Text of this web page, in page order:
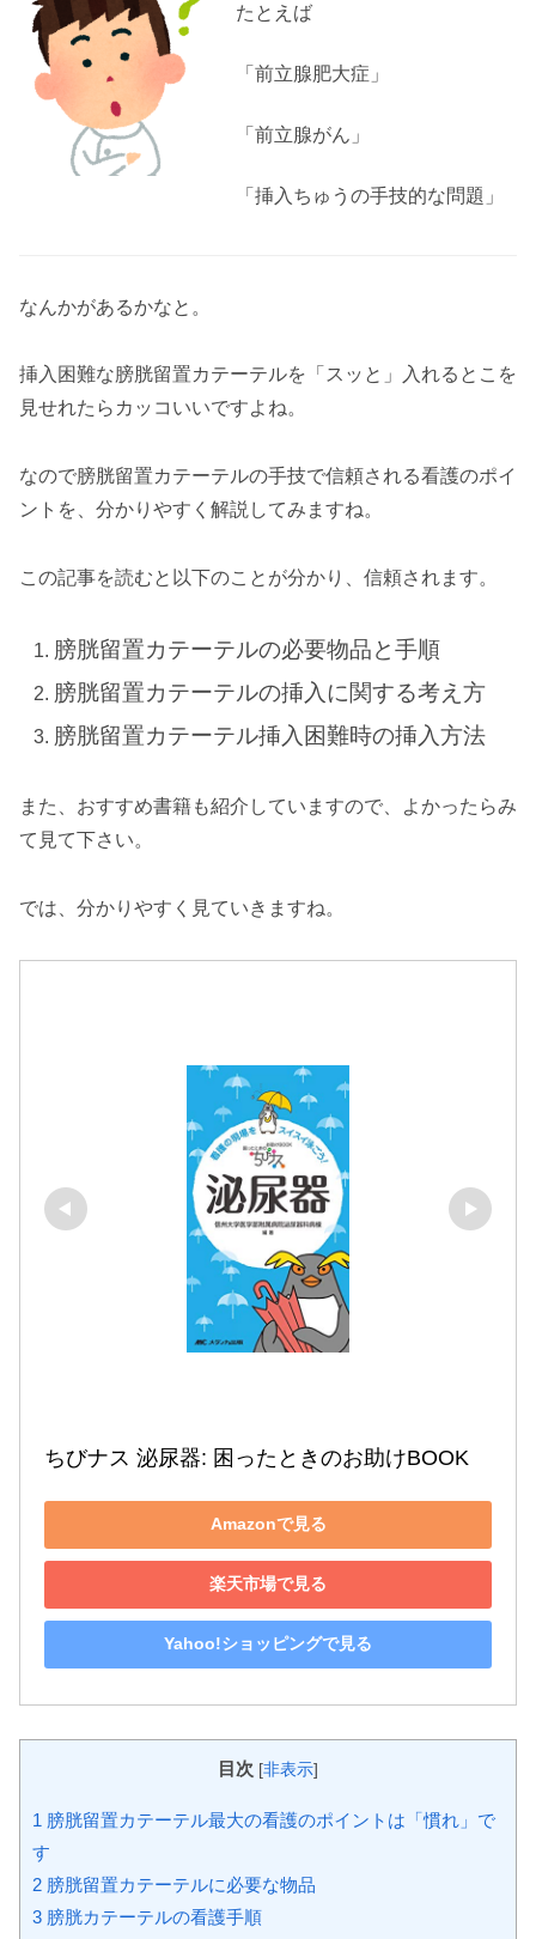
たとえば
「前立腺肥大症」
「前立腺がん」
「挿入ちゅうの手技的な問題」
なんかがあるかなと。
挿入困難な膀胱留置カテーテルを「スッと」入れるとこを
見せれたらカッコいいですよね。
なので膀胱留置カテーテルの手技で信頼される看護のポイ
ントを、分かりやすく解説してみますね。
この記事を読むと以下のことが分かり、信頼されます。
膀胱留置カテーテルの必要物品と手順
膀胱留置カテーテルの挿入に関する考え方
膀胱留置カテーテル挿入困難時の挿入方法
また、おすすめ書籍も紹介していますので、よかったらみ
て見て下さい。
では、分かりやすく見ていきますね。
ちびナス 泌尿器: 困ったときのお助けBOOK
Amazonで見る
楽天市場で見る
Yahoo!ショッピングで見る
目次 [非表示]
1 膀胱留置カテーテル最大の看護のポイントは「慣れ」で
す
2 膀胱留置カテーテルに必要な物品
3 膀胱カテーテルの看護手順